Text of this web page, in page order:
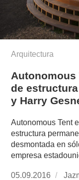
Arquitectura
Autonomous
de
y Harry
Autonomous Tent
estructura
desmontada en
empresa
Publicado
05.09.2016